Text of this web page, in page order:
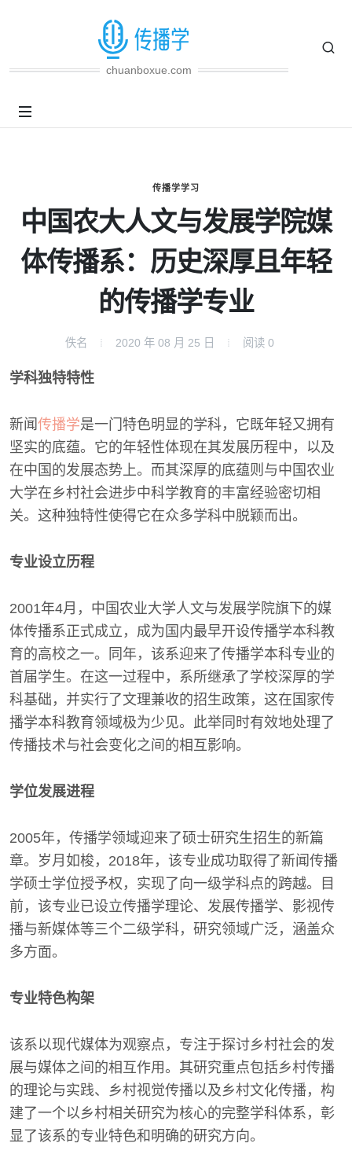
chuanboxue.com
传播学学习
中国农大人文与发展学院媒
体传播系：历史深厚且年轻
的传播学专业
佚名 2020 年 08 月 25 日 阅读 0
学科独特特性
新闻 传播学是一门特色明显的学科，它既年轻又拥有
坚实的底蕴。它的年轻性体现在其发展历程中，以及
在中国的发展态势上。而其深厚的底蕴则与中国农业
大学在乡村社会进步中科学教育的丰富经验密切相
关。这种独特性使得它在众多学科中脱颖而出。
专业设立历程
2001年4月，中国农业大学人文与发展学院旗下的媒
体传播系正式成立，成为国内最早开设传播学本科教
育的高校之一。同年，该系迎来了传播学本科专业的
首届学生。在这一过程中，系所继承了学校深厚的学
科基础，并实行了文理兼收的招生政策，这在国家传
播学本科教育领域极为少见。此举同时有效地处理了
传播技术与社会变化之间的相互影响。
学位发展进程
2005年，传播学领域迎来了硕士研究生招生的新篇
章。岁月如梭，2018年，该专业成功取得了新闻传播
学硕士学位授予权，实现了向一级学科点的跨越。目
前，该专业已设立传播学理论、发展传播学、影视传
播与新媒体等三个二级学科，研究领域广泛，涵盖众
多方面。
专业特色构架
该系以现代媒体为观察点，专注于探讨乡村社会的发
展与媒体之间的相互作用。其研究重点包括乡村传播
的理论与实践、乡村视觉传播以及乡村文化传播，构
建了一个以乡村相关研究为核心的完整学科体系，彰
显了该系的专业特色和明确的研究方向。